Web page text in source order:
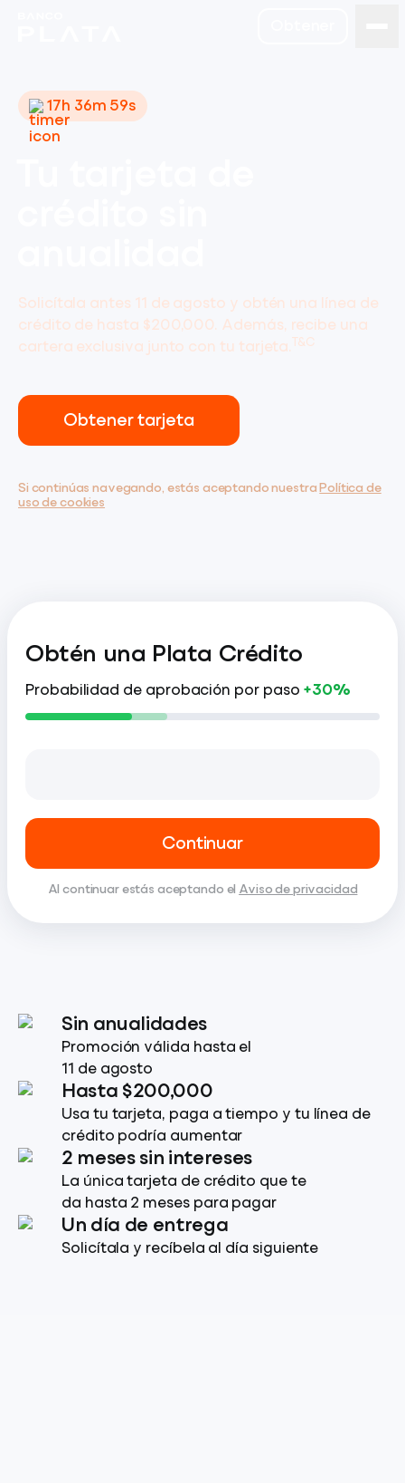
17h 36m 59s
Solicítala antes 11 de agosto y obtén una línea de
crédito de hasta $200,000. Además, recibe una
cartera exclusiva junto con tu tarjeta.
T&C
Obtener tarjeta
Si continúas navegando, estás aceptando nuestra Política de
uso de cookies
Obtén una Plata Crédito
Probabilidad de aprobación por paso +30%
Continuar
Al continuar estás aceptando el Aviso de privacidad
Sin anualidades
Promoción válida hasta el
11 de agosto
Hasta $200,000
Usa tu tarjeta, paga a tiempo y tu línea de
crédito podría aumentar
2 meses sin intereses
La única tarjeta de crédito que te
da hasta 2 meses para pagar
Un día de entrega
Solicítala y recíbela al día siguiente